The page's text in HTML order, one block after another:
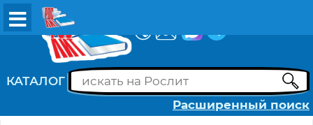
КАТАЛОГ
Расширенный поиск